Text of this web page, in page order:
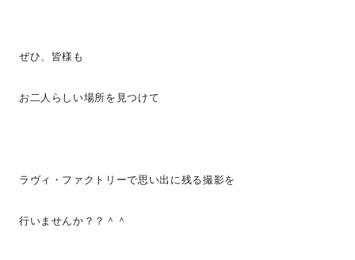
ぜひ、皆様も
お二人らしい場所を見つけて
ラヴィ・ファクトリーで思い出に残る撮影を
行いませんか？？＾＾